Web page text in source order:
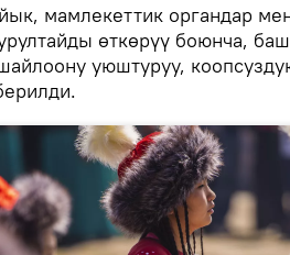
мамлекеттик органдар
өткөрүү боюнча,
уюштуруу,